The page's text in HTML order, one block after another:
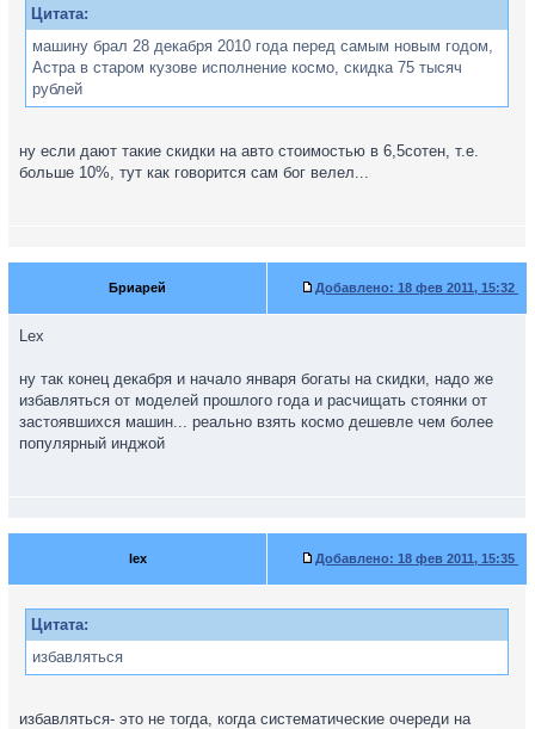
Цитата:
машину брал 28 декабря 2010 года перед самым новым годом,
Астра в старом кузове исполнение космо, скидка 75 тысяч
рублей
ну если дают такие скидки на авто стоимостью в 6,5сотен, т.е.
больше 10%, тут как говорится сам бог велел...
Бриарей Добавлено: 18 фев 2011, 15:32
Lex
ну так конец декабря и начало января богаты на скидки, надо же
избавляться от моделей прошлого года и расчищать стоянки от
застоявшихся машин... реально взять космо дешевле чем более
популярный инджой
lex Добавлено: 18 фев 2011, 15:35
Цитата:
избавляться
избавляться- это не тогда, когда систематические очереди на